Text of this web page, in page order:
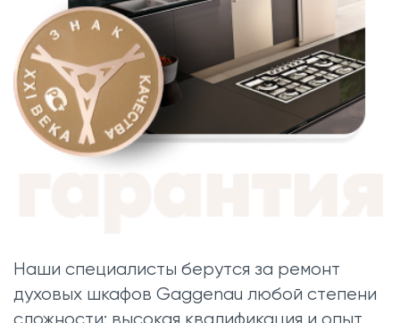
Наши специалисты берутся за ремонт
духовых шкафов Gaggenau любой степени
сложности: высокая квалификация и опыт